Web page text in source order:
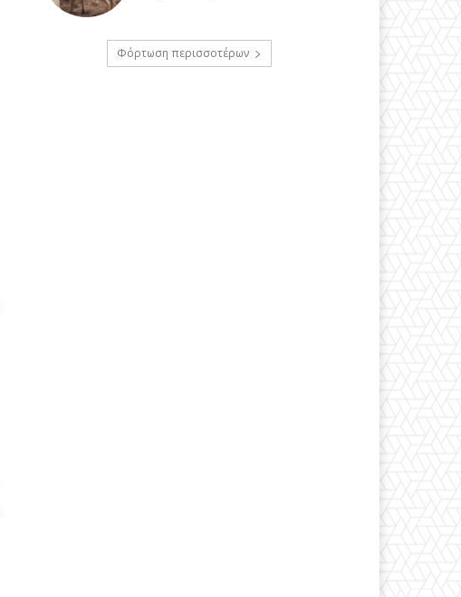
Φόρτωση περισσοτέρων